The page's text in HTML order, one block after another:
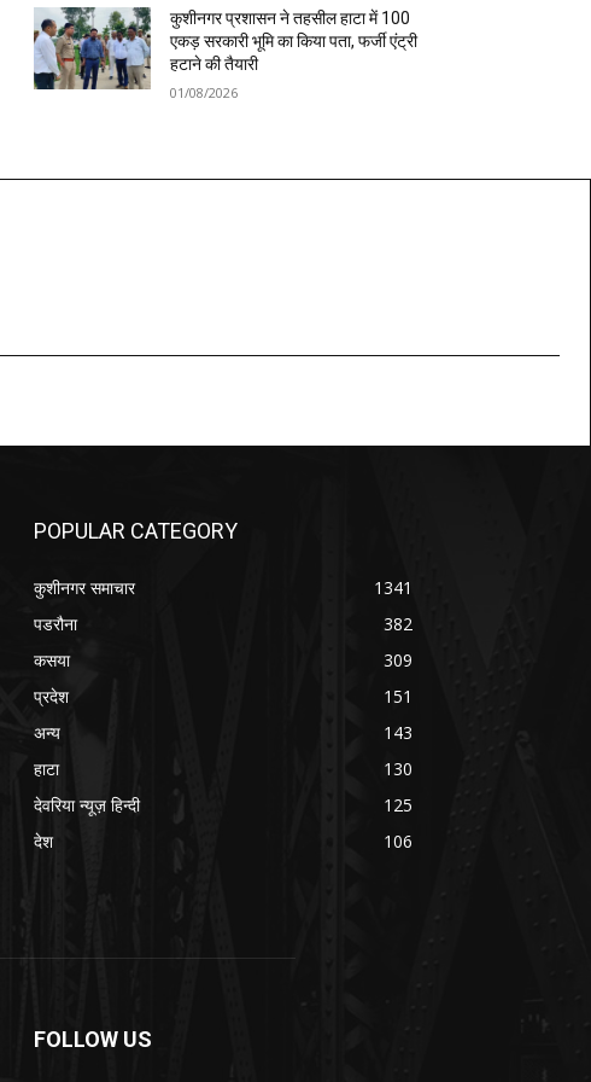
कुशीनगर प्रशासन ने तहसील हाटा में 100
एकड़ सरकारी भूमि का किया पता, फर्जी एंट्री
हटाने की तैयारी
01/08/2026
POPULAR CATEGORY
कुशीनगर समाचार
1341
पडरौना
382
कसया
309
प्रदेश
151
अन्य
143
हाटा
130
देवरिया न्यूज़ हिन्दी
125
देश
106
FOLLOW US